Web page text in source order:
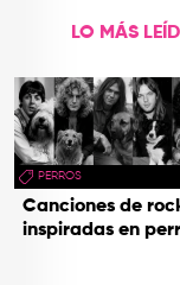
LO MÁS
PERROS
Canciones de
inspiradas en